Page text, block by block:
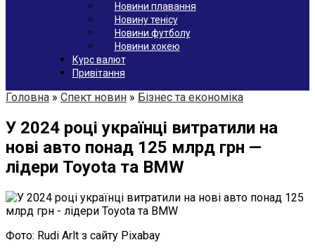
Новини плавання
Новину тенісу
Новини футболу
Новини хокею
Курс валют
Привітання
Головна » Спект новин » Бізнес та економіка
У 2024 році українці витратили на
нові авто понад 125 млрд грн —
лідери Toyota та BMW
Фото: Rudi Arlt з сайту Pixabay